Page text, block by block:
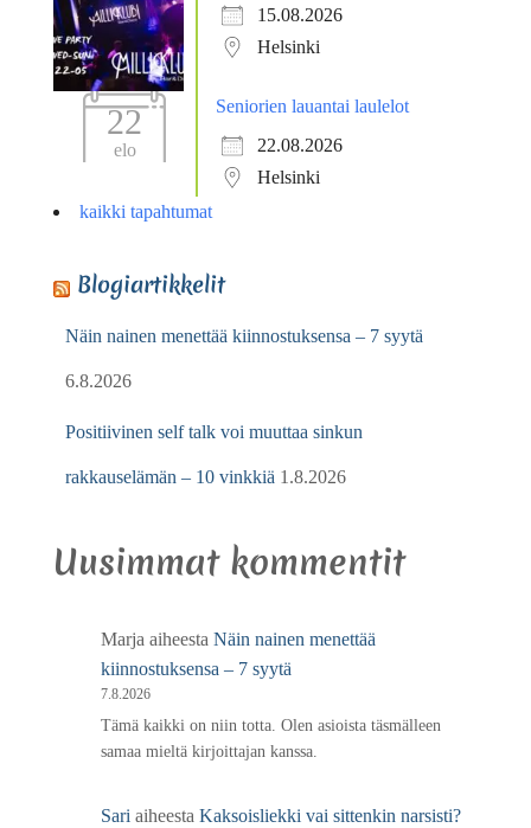
15.08.2026
Helsinki
22
elo
Seniorien lauantai laulelot
22.08.2026
Helsinki
kaikki tapahtumat
Blogiartikkelit
Näin nainen menettää kiinnostuksensa – 7 syytä
6.8.2026
Positiivinen self talk voi muuttaa sinkun
rakkauselämän – 10 vinkkiä 1.8.2026
Uusimmat kommentit
Marja aiheesta Näin nainen menettää
kiinnostuksensa – 7 syytä
7.8.2026
Tämä kaikki on niin totta. Olen asioista täsmälleen
samaa mieltä kirjoittajan kanssa.
Sari aiheesta Kaksoisliekki vai sittenkin narsisti?